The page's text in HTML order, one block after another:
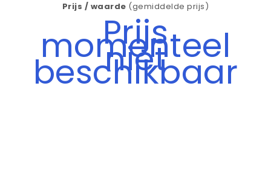
Prijs / waarde (gemiddelde prijs)
Prijs
momenteel
niet
beschikbaar